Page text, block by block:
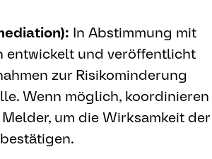
In Abstimmung mit
entwickelt und veröffentlicht
zur Risikominderung
Wenn möglich, koordinieren
um die Wirksamkeit der